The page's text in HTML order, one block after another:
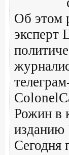
Об этом
эксперт
Рожин в
изданию
Сегодня